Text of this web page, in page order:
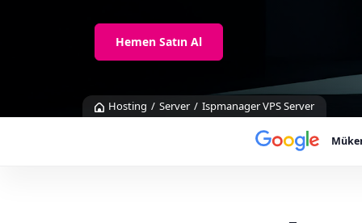
Bilgi Bankası
Hosting Server Ispmanager VPS Server
Hemen Satın Al